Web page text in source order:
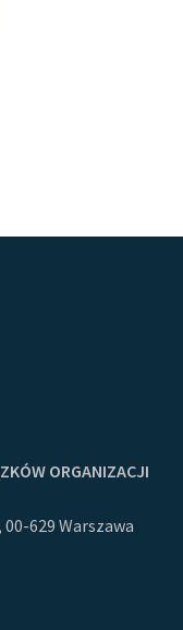
ORGANIZACJI
629 Warszawa